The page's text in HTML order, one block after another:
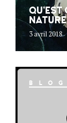
QU’EST
3 avril 2018
BLOG